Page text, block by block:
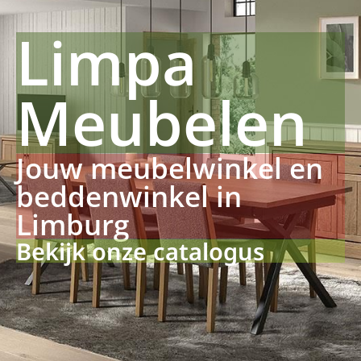
Limpa
Meubelen
Jouw meubelwinkel en
beddenwinkel in
Limburg
Bekijk onze catalogus